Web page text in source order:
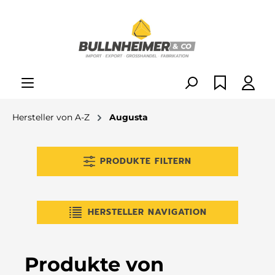
Hersteller von A-Z Augusta
PRODUKTE FILTERN
HERSTELLER NAVIGATION
Produkte von